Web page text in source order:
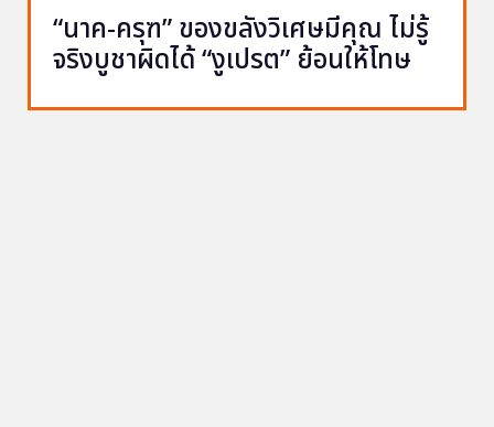
“นาค-ครุฑ” ของขลังวิเศษมีคุณ ไม่รู้
จริงบูชาผิดได้ “งูเปรต” ย้อนให้โทษ